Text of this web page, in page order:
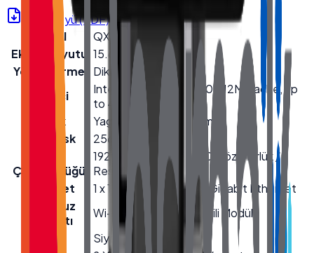
Ürün Föyü (PDF)
Model
QX-1560
Ekran Boyutu
15.6''
Yönlendirme
Dikey
İşlemci
Intel® Core™ i5-12450U 12M Cache, up
to 4.40 GHz
Bellek
Yageo 8GB DDR4 Ram
Hard Disk
256GB NVMe SSD
Çözünürlüğü
1920(RGB)×1080, FHD Çözünürlük /
Resolution
Ethernet
1 x 10/100/1000 Mbps Gigabit Ethernet
Kablosuz
Bağlantı
Wi-Fi + Bluetooth (Dahili Modül)
Renk
Siyah